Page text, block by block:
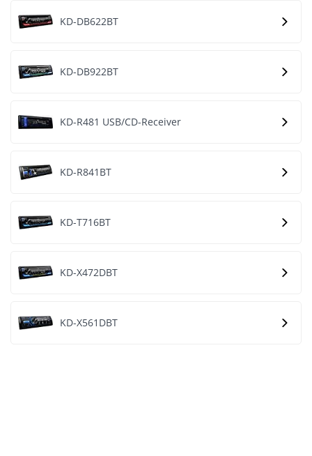
KD-DB622BT
KD-DB922BT
KD-R481 USB/CD-Receiver
KD-R841BT
KD-T716BT
KD-X472DBT
KD-X561DBT